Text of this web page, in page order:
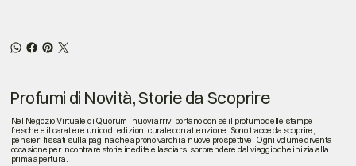
Profumi di Novità, Storie da Scoprire
Nel Negozio Virtuale di Quorum i nuovi arrivi portano con sé il profumo delle stampe
fresche e il carattere unico di edizioni curate con attenzione. Sono tracce da scoprire,
pensieri fissati sulla pagina che aprono varchi a nuove prospettive. Ogni volume diventa
occasione per incontrare storie inedite e lasciarsi sorprendere dal viaggio che inizia alla
prima apertura.